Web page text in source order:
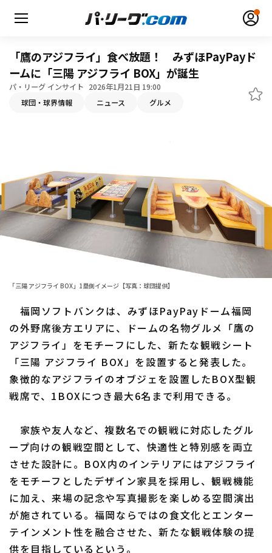
無料アカウント登録
動画
日程・結果
順位表･成績
ファーム東地区
ファーム中地区
交流戦
北海道日本ハムファイターズ
東北楽天ゴールデンイーグルス
埼玉西武ライオンズ
千葉ロッテマリーンズ
オリックス・バファローズ
福岡ソフトバンクホークス
設定
「鷹のアジフライ」食べ放題！ みずほPayPayド
ームに「三陽 アジフライ BOX」が誕生
パ・リーグ インサイト 2026年1月21日 19:00
球団・球界情報 ニュース グルメ
「三陽 アジフライ BOX」1塁側イメージ【写真：球団提供】
福岡ソフトバンクは、みずほPayPayドーム福岡
の外野席後方エリアに、ドームの名物グルメ「鷹の
アジフライ」をモチーフにした、新たな観戦シート
「三陽 アジフライ BOX」を設置すると発表した。
象徴的なアジフライのオブジェを設置したBOX型観
戦席で、1BOXにつき最大6名まで利用できる。
家族や友人など、複数名での観戦に対応したグル
ープ向けの観戦空間として、快適性と特別感を両立
させた設計に。BOX内のインテリアにはアジフライ
をモチーフとしたデザイン家具を採用し、観戦機能
に加え、来場の記念や写真撮影を楽しめる空間演出
が施されている。福岡ならではの食文化とエンター
テインメント性を融合させた、新たな観戦体験の提
供を目指しているという。